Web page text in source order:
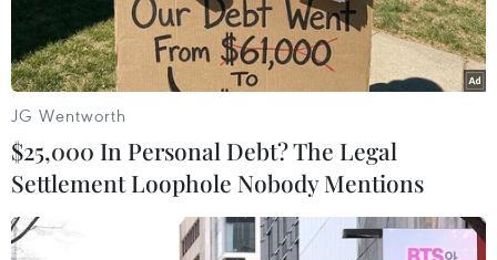
bè Nga.
JG Wentworth
$25,000 In Personal Debt? The Legal
Settlement Loophole Nobody Mentions